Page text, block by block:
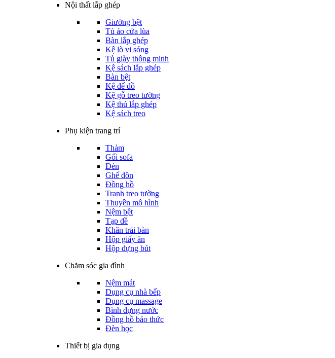
Nội thất lắp ghép
Giường bệt
Tủ áo cửa lùa
Bàn lắp ghép
Kệ lò vi sóng
Tủ giày thông minh
Kệ sách lắp ghép
Bàn bệt
Kệ để đồ
Kệ gỗ treo tường
Kệ thú lắp ghép
Kệ sách treo
Phụ kiện trang trí
Thảm
Gối sofa
Đèn
Ghế đôn
Đồng hồ
Tranh treo tường
Thuyền mô hình
Nệm bệt
Tạp dề
Khăn trải bàn
Hộp giấy ăn
Hộp đựng bút
Chăm sóc gia đình
Nệm mát
Dụng cụ nhà bếp
Dụng cụ massage
Bình đựng nước
Đồng hồ báo thức
Đèn học
Thiết bị gia dụng